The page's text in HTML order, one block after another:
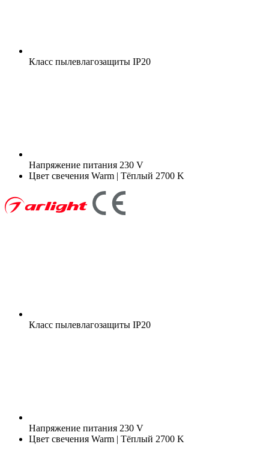
Класс пылевлагозащиты IP20
Напряжение питания 230 V
Цвет свечения Warm | Тёплый 2700 K
Класс пылевлагозащиты IP20
Напряжение питания 230 V
Цвет свечения Warm | Тёплый 2700 K